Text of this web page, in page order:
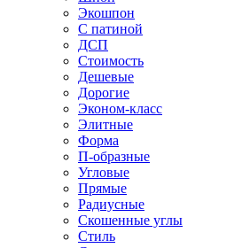
Экошпон
С патиной
ДСП
Стоимость
Дешевые
Дорогие
Эконом-класс
Элитные
Форма
П-образные
Угловые
Прямые
Радиусные
Скошенные углы
Стиль